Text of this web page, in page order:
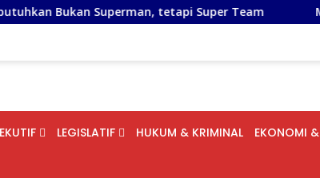
Superman, tetapi Super Team Menafsirkan
LEGISLATIF HUKUM & KRIMINAL EKONOMI